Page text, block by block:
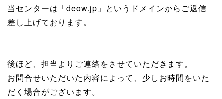
当センターは「deow.jp」というドメインからご返信
差し上げております。
後ほど、担当よりご連絡をさせていただきます。
お問合せいただいた内容によって、少しお時間をいた
だく場合がございます。